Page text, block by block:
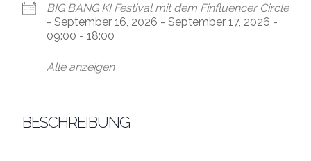
BIG BANG KI Festival mit dem Finfluencer Circle
- September 16, 2026 - September 17, 2026 -
09:00 - 18:00
Alle anzeigen
BESCHREIBUNG